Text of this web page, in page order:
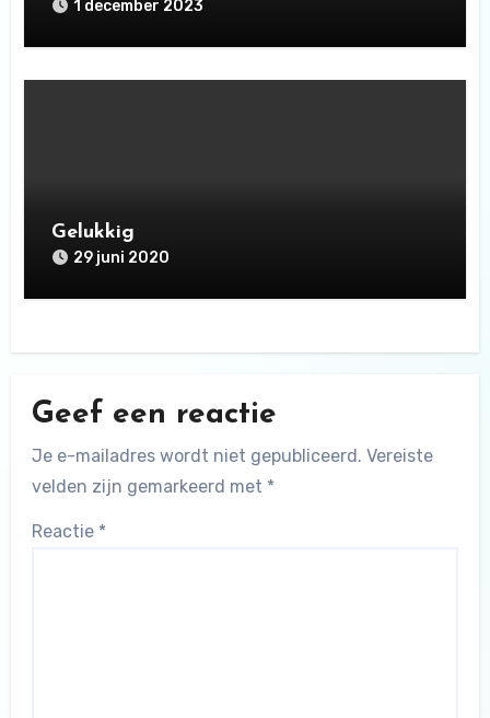
1 december 2023
Gelukkig
29 juni 2020
Geef een reactie
Je e-mailadres wordt niet gepubliceerd. Vereiste
velden zijn gemarkeerd met *
Reactie *